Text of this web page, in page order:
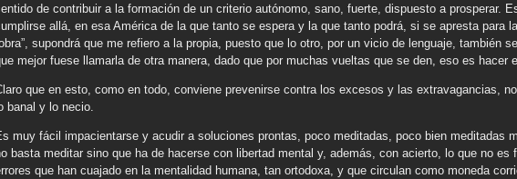
de contribuir a la formación de un criterio autónomo, sano, fuerte, dispuesto a prosperar.
allá, en esa América de la que tanto se espera y la que tanto podrá, si se apresta para
supondrá que me refiero a la propia, puesto que lo otro, por un vicio de lenguaje, también
mejor fuese llamarla de otra manera, dado que por muchas vueltas que se den, eso es hacer
que en esto, como en todo, conviene prevenirse contra los excesos y las extravagancias,
banal y lo necio.
muy fácil impacientarse y acudir a soluciones prontas, poco meditadas, poco bien meditadas
basta meditar sino que ha de hacerse con libertad mental y, además, con acierto, lo que no es
que han cuajado en la mentalidad humana, tan ortodoxa, y que circulan como moneda